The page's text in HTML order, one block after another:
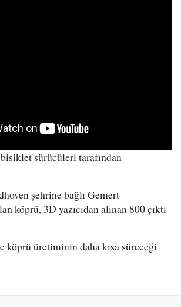
sürücüleri tarafından
şehrine bağlı Gemert
köprü, 3D yazıcıdan alınan 800 çıktı
köprü üretiminin daha kısa süreceği